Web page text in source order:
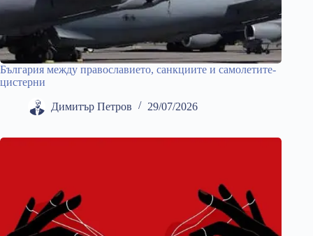
България между православието, санкциите и самолетите-
цистерни
Димитър Петров 29/07/2026